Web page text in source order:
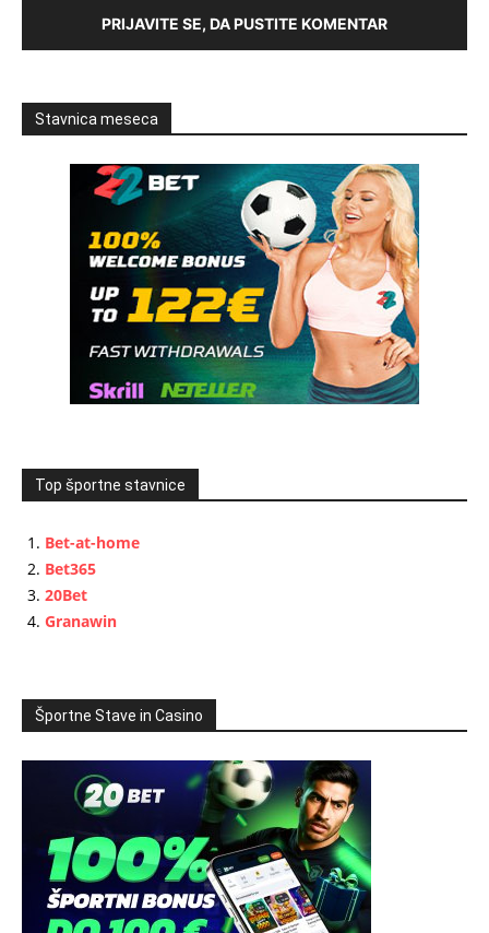
PRIJAVITE SE, DA PUSTITE KOMENTAR
Stavnica meseca
Top športne stavnice
Bet-at-home
Bet365
20Bet
Granawin
Športne Stave in Casino